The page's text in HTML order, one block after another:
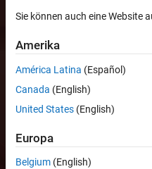
Entwerfen, Entwickeln
von Algorithmen und
die medizinische
Preisangebot anfordern
Sie können auch eine Website
Amerika
América Latina (Español)
Canada (English)
United States (English)
Europa
Belgium (English)